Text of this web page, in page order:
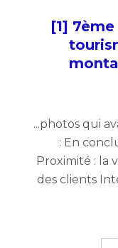
[1]
...photos qui
: En
Proximité : la
des clients